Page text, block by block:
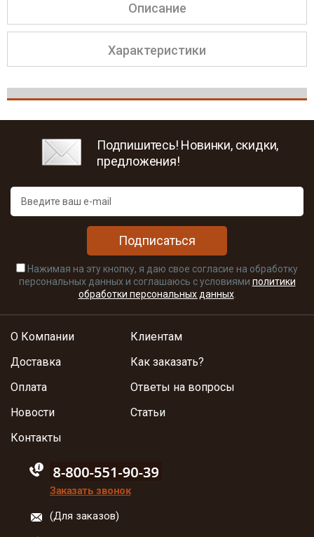
Описание
Характеристики
Подпишитесь! Новинки, скидки,
предложения!
Подписаться
Нажимая на эту кнопку, я даю свое согласие на обработку
персональных данных и соглашаюсь с условиями политики
обработки персональных данных.
О Компании
Доставка
Оплата
Новости
Клиентам
Как заказать?
Ответы на вопросы
Статьи
Контакты
88005555550
Заказать звонок
(Для заказов)